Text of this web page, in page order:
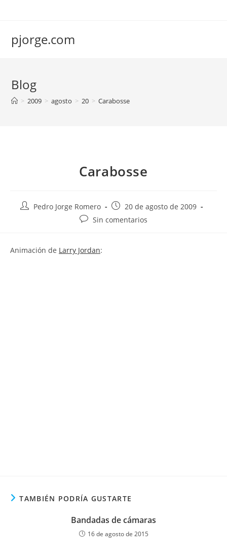
pjorge.com
Blog
> 2009 > agosto > 20 > Carabosse
Carabosse
AutorPedro Jorge Romero
Publicación
de
20 de agosto de 2009
Comentarios
entrada:
Sin comentarios
Animación de Larry Jordan:
TAMBIÉN PODRÍA GUSTARTE
Bandadas de cámaras
16 de agosto de 2015